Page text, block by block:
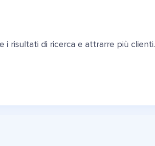
i risultati di ricerca e attrarre più clienti.